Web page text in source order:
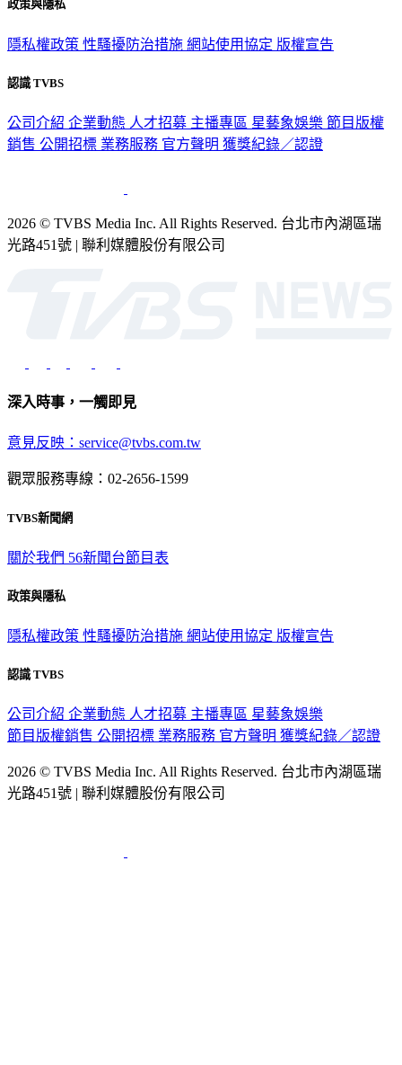
政策與隱私
隱私權政策 性騷擾防治措施 網站使用協定 版權宣告
認識 TVBS
公司介紹 企業動態 人才招募 主播專區 星藝象娛樂 節目版權
銷售 公開招標 業務服務 官方聲明 獲獎紀錄／認證
2026 © TVBS Media Inc. All Rights Reserved. 台北市內湖區瑞
光路451號 | 聯利媒體股份有限公司
深入時事，一觸即見
意見反映：service@tvbs.com.tw
觀眾服務專線：02-2656-1599
TVBS新聞網
關於我們 56新聞台節目表
政策與隱私
隱私權政策 性騷擾防治措施 網站使用協定 版權宣告
認識 TVBS
公司介紹 企業動態 人才招募 主播專區 星藝象娛樂
節目版權銷售 公開招標 業務服務 官方聲明 獲獎紀錄／認證
2026 © TVBS Media Inc. All Rights Reserved. 台北市內湖區瑞
光路451號 | 聯利媒體股份有限公司